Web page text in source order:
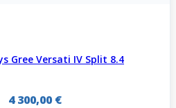
Gree Versati IV Split 8.4
4 300,00 €